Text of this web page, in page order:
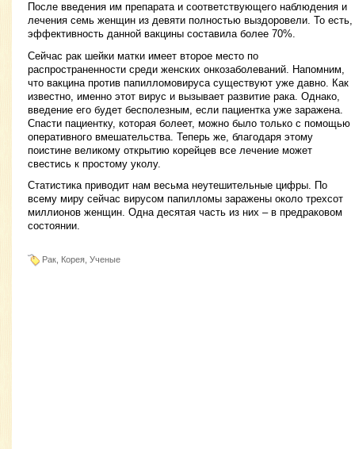
После введения им препарата и соответствующего наблюдения и
лечения семь женщин из девяти полностью выздоровели. То есть,
эффективность данной вакцины составила более 70%.
Сейчас рак шейки матки имеет второе место по
распространенности среди женских онкозаболеваний. Напомним,
что вакцина против папилломовируса существуют уже давно. Как
известно, именно этот вирус и вызывает развитие рака. Однако,
введение его будет бесполезным, если пациентка уже заражена.
Спасти пациентку, которая болеет, можно было только с помощью
оперативного вмешательства. Теперь же, благодаря этому
поистине великому открытию корейцев все лечение может
свестись к простому уколу.
Статистика приводит нам весьма неутешительные цифры. По
всему миру сейчас вирусом папилломы заражены около трехсот
миллионов женщин. Одна десятая часть из них – в предраковом
состоянии.
Рак, Корея, Ученые